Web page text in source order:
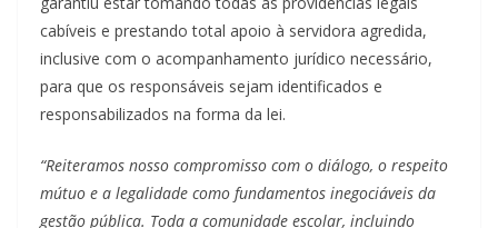
cabíveis e prestando total apoio à servidora agredida,
inclusive com o acompanhamento jurídico necessário,
para que os responsáveis sejam identificados e
responsabilizados na forma da lei.
“Reiteramos nosso compromisso com o diálogo, o respeito
mútuo e a legalidade como fundamentos inegociáveis da
gestão pública. Toda a comunidade escolar, incluindo